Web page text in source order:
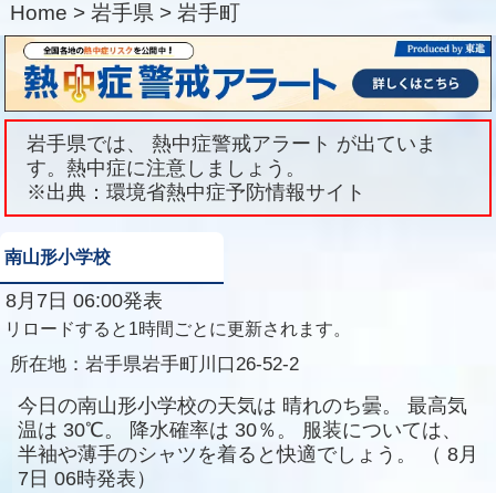
Home > 岩手県 > 岩手町
岩手県では、 熱中症警戒アラート が出ていま
す。熱中症に注意しましょう。
※出典：環境省熱中症予防情報サイト
南山形小学校
8月7日 06:00発表
リロードすると1時間ごとに更新されます。
所在地： 岩手県岩手町川口26-52-2
今日の南山形小学校の天気は 晴れのち曇。
最高気
温は 30℃。 降水確率は 30％。
服装については、
半袖や薄手のシャツを着ると快適でしょう。
（ 8月
7日 06時発表）